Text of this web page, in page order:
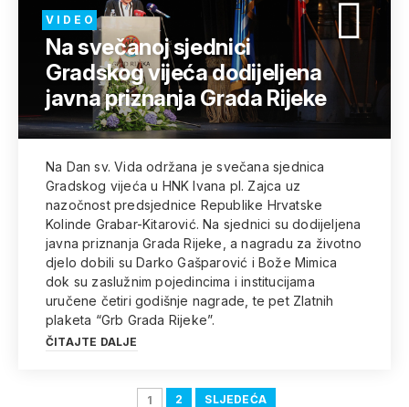
V I D E O
Na svečanoj sjednici
Gradskog vijeća dodijeljena
javna priznanja Grada Rijeke
Na Dan sv. Vida održana je svečana sjednica
Gradskog vijeća u HNK Ivana pl. Zajca uz
nazočnost predsjednice Republike Hrvatske
Kolinde Grabar-Kitarović. Na sjednici su dodijeljena
javna priznanja Grada Rijeke, a nagradu za životno
djelo dobili su Darko Gašparović i Bože Mimica
dok su zaslužnim pojedincima i institucijama
uručene četiri godišnje nagrade, te pet Zlatnih
plaketa “Grb Grada Rijeke”.
ČITAJTE DALJE
1 2 SLJEDEĆA